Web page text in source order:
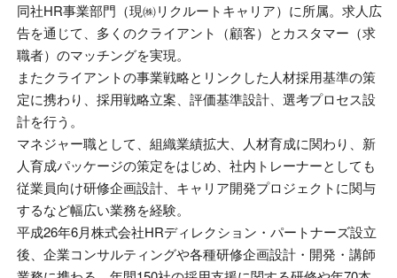
同社HR事業部門（現㈱リクルートキャリア）に所属。求人広
告を通じて、多くのクライアント（顧客）とカスタマー（求
職者）のマッチングを実現。
またクライアントの事業戦略とリンクした人材採用基準の策
定に携わり、採用戦略立案、評価基準設計、選考プロセス設
計を行う。
マネジャー職として、組織業績拡大、人材育成に関わり、新
人育成パッケージの策定をはじめ、社内トレーナーとしても
従業員向け研修企画設計、キャリア開発プロジェクトに関与
するなど幅広い業務を経験。
平成26年6月株式会社HRディレクション・パートナーズ設立
後、企業コンサルティングや各種研修企画設計・開発・講師